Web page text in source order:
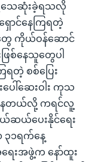
သေဆုံးခဲ့ရသလို
ာင်နေကြရတဲ့
ကိုယ်ဝန်ဆောင်
စ်နေသူတွေပါ
တဲ့ စစ်ပြေး
ေါ်ဆေးဝါး ကုသ
နေတယ်လို့ ကရင်လူ့
ဆယ်ပေးနိုင်ရေး
၁ရက်နေ့
းအဖွဲ့က နော်ထူး